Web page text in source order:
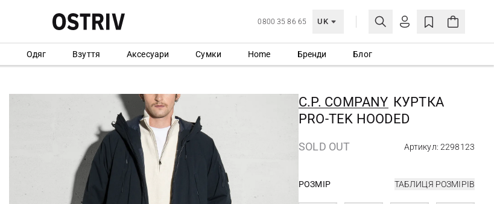
0800 35 86 65 UK
МОЯ ОБЛІКІВКА
Ще не зареєстровані?
СТВОРИТИ ОБЛІКІВКУ
Одяг Взуття Аксесуари Сумки Home Бренди Блог
C.P. COMPANY КУРТКА
PRO-TEK HOODED
SOLD OUT Артикул: 2298123
РОЗМІР ТАБЛИЦЯ РОЗМІРІВ